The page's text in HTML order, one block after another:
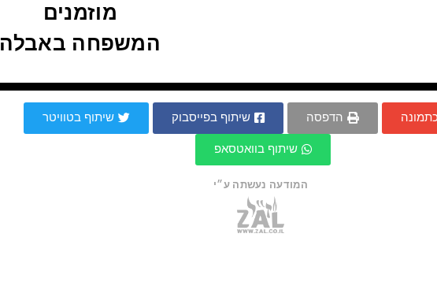
מוזמנים
המשפחה באבלה
הדפסה שיתוף בפייסבוק שיתוף בטוויטר
שיתוף בוואטסאפ
המודעה נעשתה ע״י